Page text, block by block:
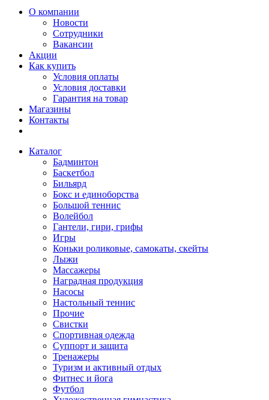
О компании
Новости
Сотрудники
Вакансии
Акции
Как купить
Условия оплаты
Условия доставки
Гарантия на товар
Магазины
Контакты
Каталог
Бадминтон
Баскетбол
Бильярд
Бокс и единоборства
Большой теннис
Волейбол
Гантели, гири, грифы
Игры
Коньки роликовые, самокаты, скейты
Лыжи
Массажеры
Наградная продукция
Насосы
Настольный теннис
Прочие
Свистки
Спортивная одежда
Суппорт и защита
Тренажеры
Туризм и активный отдых
Фитнес и йога
Футбол